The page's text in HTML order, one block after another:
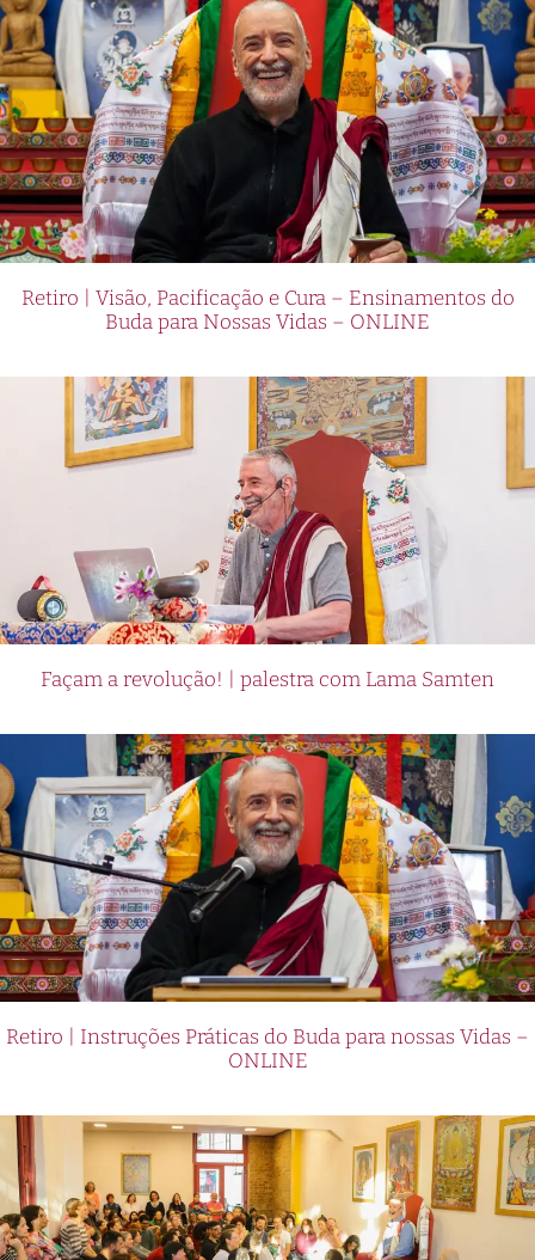
Retiro | Visão, Pacificação e Cura – Ensinamentos do
Buda para Nossas Vidas – ONLINE
Façam a revolução! | palestra com Lama Samten
Retiro | Instruções Práticas do Buda para nossas Vidas –
ONLINE